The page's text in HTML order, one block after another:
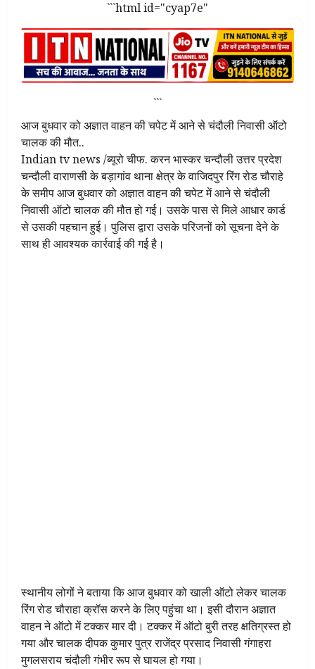
```html id="cyap7e"
```
आज बुधवार को अज्ञात वाहन की चपेट में आने से चंदौली निवासी ऑटो
चालक की मौत..
Indian tv news /ब्यूरो चीफ. करन भास्कर चन्दौली उत्तर प्रदेश
चन्दौली वाराणसी के बड़ागांव थाना क्षेत्र के वाजिदपुर रिंग रोड चौराहे
के समीप आज बुधवार को अज्ञात वाहन की चपेट में आने से चंदौली
निवासी ऑटो चालक की मौत हो गई। उसके पास से मिले आधार कार्ड
से उसकी पहचान हुई। पुलिस द्वारा उसके परिजनों को सूचना देने के
साथ ही आवश्यक कार्रवाई की गई है।
स्थानीय लोगों ने बताया कि आज बुधवार को खाली ऑटो लेकर चालक
रिंग रोड चौराहा क्रॉस करने के लिए पहुंचा था। इसी दौरान अज्ञात
वाहन ने ऑटो में टक्कर मार दी। टक्कर में ऑटो बुरी तरह क्षतिग्रस्त हो
गया और चालक दीपक कुमार पुत्र राजेंद्र प्रसाद निवासी गंगाहरा
मुगलसराय चंदौली गंभीर रूप से घायल हो गया।